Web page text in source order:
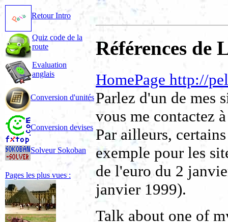
Retour Intro
Quiz code de la
route
Evaluation
anglais
Conversion d'unités
Conversion devises
Solveur Sokoban
Pages les plus vues :
Références de
HomePage http://
Parlez d'un de mes
vous me contactez
Par ailleurs,
exemple pour les
de l'euro du 2
janvier 1999).
Talk about one of